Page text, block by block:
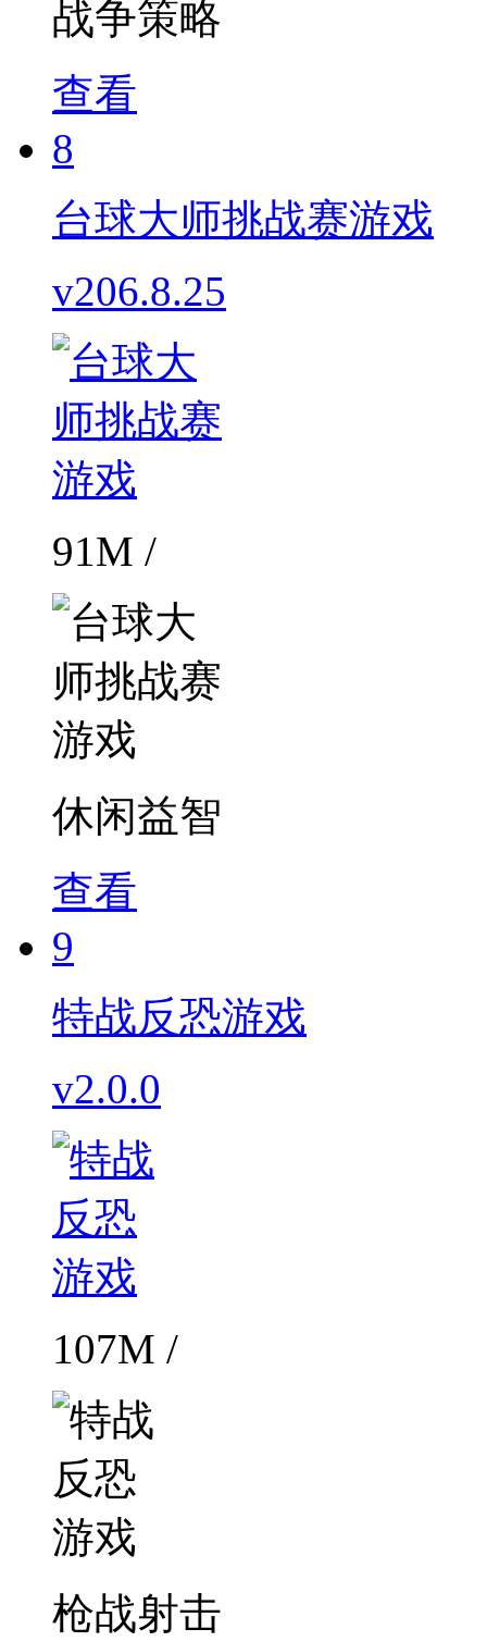
战争策略
查看
8
台球大师挑战赛游戏
v206.8.25
91M /
休闲益智
查看
9
特战反恐游戏
v2.0.0
107M /
枪战射击